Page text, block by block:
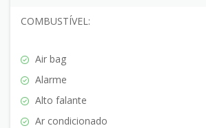
COMBUSTÍVEL:
Air bag
Alarme
Alto falante
Ar condicionado